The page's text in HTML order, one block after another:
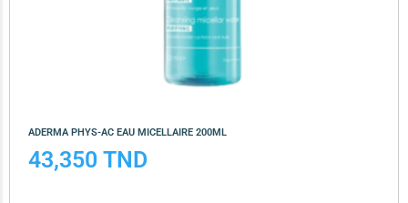
ADERMA PHYS-AC EAU MICELLAIRE 200ML
43,350 TND